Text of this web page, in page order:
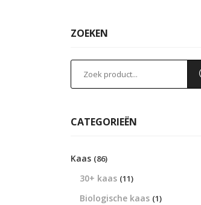
ZOEKEN
CATEGORIEËN
Kaas (86)
30+ kaas (11)
Biologische kaas (1)